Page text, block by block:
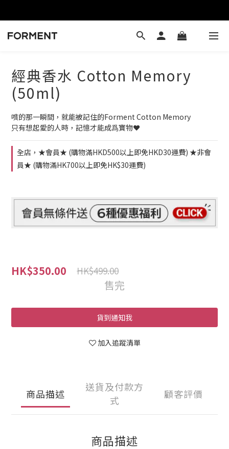
經典香水 Cotton Memory
(50ml)
噴的那一瞬間，就能被記住的Forment Cotton Memory
只有想起愛的人時，記憶才能成爲寶物❤️
全店，★會員★ (購物滿HKD500以上即免HKD30運費) ★非會
員★ (購物滿HK700以上即免HK$30運費)
HK$350.00 HK$499.00
售完
貨到通知我
加入追蹤清單
商品描述
送貨及付款方
式
顧客評價
商品描述